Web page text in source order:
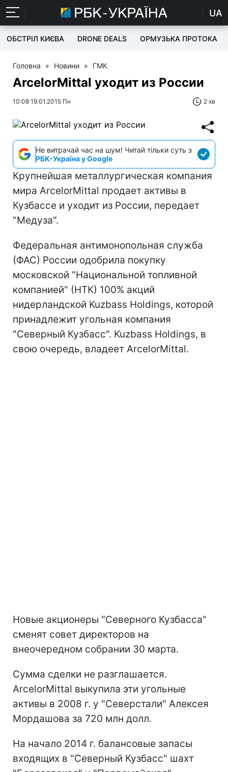
UA
ОБСТРІЛ КИЄВА DRONE DEALS ОРМУЗЬКА ПРОТОКА
Головна » Новини » ГМК
ArcelorMittal уходит из России
10:08 19.01.2015 Пн 2 хв
Не витрачай час на шум! Читай тільки суть з
РБК-Україна у Google
Крупнейшая металлургическая компания
мира ArcelorMittal продает активы в
Кузбассе и уходит из России, передает
"Медуза".
Федеральная антимонопольная служба
(ФАС) России одобрила покупку
московской "Национальной топливной
компанией" (НТК) 100% акций
нидерландской Kuzbass Holdings, которой
принадлежит угольная компания
"Северный Кузбасс". Kuzbass Holdings, в
свою очередь, владеет ArcelorMittal.
Новые акционеры "Северного Кузбасса"
сменят совет директоров на
внеочередном собрании 30 марта.
Сумма сделки не разглашается.
ArcelorMittal выкупила эти угольные
активы в 2008 г. у "Северстали" Алексея
Мордашова за 720 млн долл.
На начало 2014 г. балансовые запасы
входящих в "Северный Кузбасс" шахт